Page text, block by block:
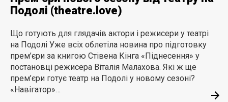
Подолі (theatre.love)
Що готують для глядачів актори і режисери у театрі
на Подолі Уже всіх облетіла новина про підготовку
прем’єри за книгою Стівена Кінга «Піднесення» у
постановці режисера Віталія Малахова. Які ж ще
прем’єри готує театр на Подолі у новому сезоні?
«Навігатор»…